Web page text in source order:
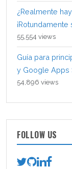
¿Realmente
¡Rotundamente
55,554 views
Guía para
y Google Apps
54,896 views
FOLLOW US